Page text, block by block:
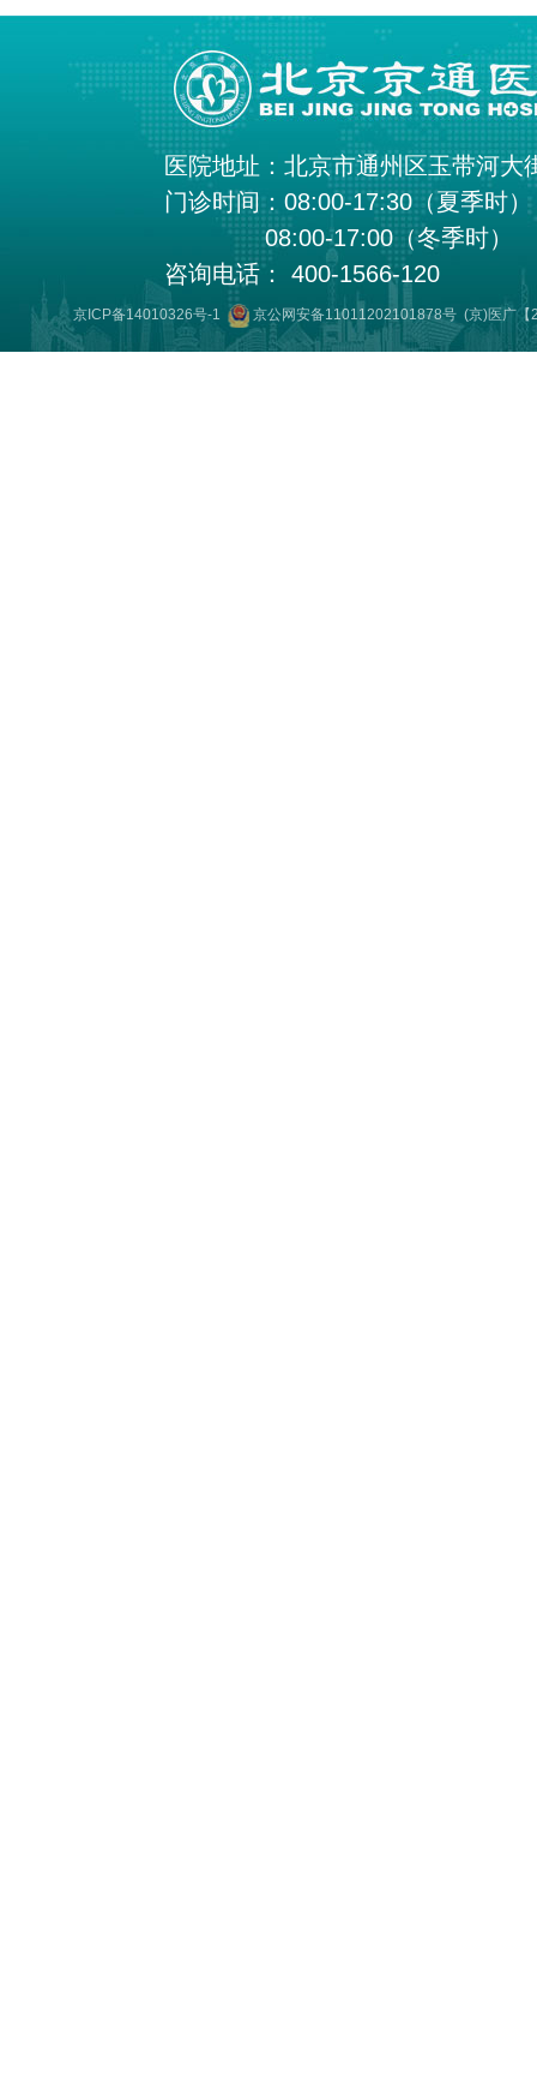
医院地址：北京市通州区玉带河大
门诊时间：08:00-17:30（夏季时）
08:00-17:00（冬季时）
咨询电话： 400-1566-120
京ICP备14010326号-1 京公网安备11011202101878号(京)医广【